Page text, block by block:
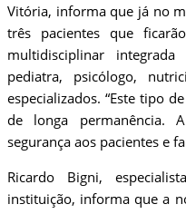
Vitória, informa que já no
três pacientes que
multidisciplinar
pediatra, psicólogo,
especializados. “Este tipo
de longa permanência.
segurança aos pacientes e
Ricardo Bigni,
instituição, informa que a